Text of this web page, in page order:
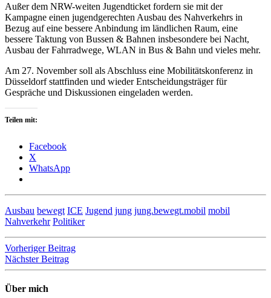
Außer dem NRW-weiten Jugendticket fordern sie mit der
Kampagne einen jugendgerechten Ausbau des Nahverkehrs in
Bezug auf eine bessere Anbindung im ländlichen Raum, eine
bessere Taktung von Bussen & Bahnen insbesondere bei Nacht,
Ausbau der Fahrradwege, WLAN in Bus & Bahn und vieles mehr.
Am 27. November soll als Abschluss eine Mobilitätskonferenz in
Düsseldorf stattfinden und wieder Entscheidungsträger für
Gespräche und Diskussionen eingeladen werden.
Teilen mit:
Facebook
X
WhatsApp
Ausbau bewegt ICE Jugend jung jung.bewegt.mobil mobil
Nahverkehr Politiker
Beitragsnavigation
Vorheriger Beitrag
Nächster Beitrag
Über mich